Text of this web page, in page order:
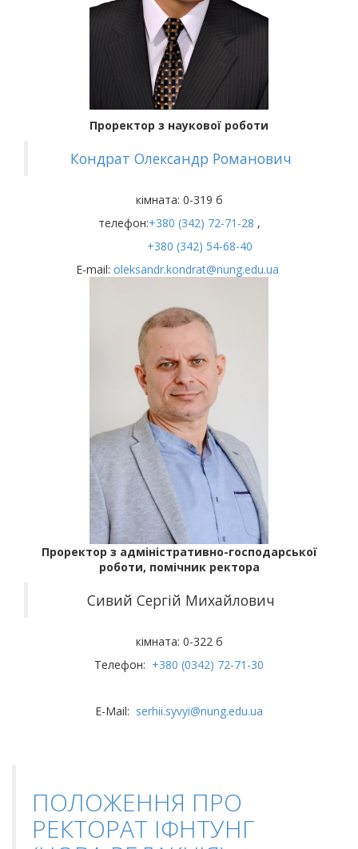
Проректор з наукової роботи
Кондрат Олександр Романович
кімната: 0-319 б
телефон:+380 (342) 72-71-28 ,
+380 (342) 54-68-40
Е-mail: oleksandr.kondrat@nung.edu.ua
Проректор з адміністративно-господарської
роботи, помічник ректора
Сивий Сергій Михайлович
кімната: 0-322 б
Телефон: +380 (0342) 72-71-30
E-Mail: serhii.syvyi@nung.edu.ua
ПОЛОЖЕННЯ ПРО
РЕКТОРАТ ІФНТУНГ